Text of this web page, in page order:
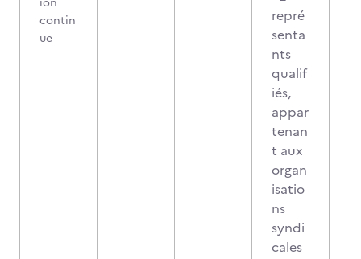
contin
ue
repré
senta
nts
qualif
iés,
appar
tenan
t aux
organ
isatio
ns
syndi
cales